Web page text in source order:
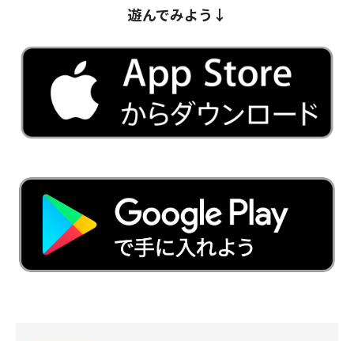
遊んでみよう↓